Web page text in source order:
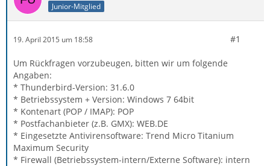
Junior-Mitglied
19. April 2015 um 18:58 #1
Um Rückfragen vorzubeugen, bitten wir um folgende
Angaben:
* Thunderbird-Version: 31.6.0
* Betriebssystem + Version: Windows 7 64bit
* Kontenart (POP / IMAP): POP
* Postfachanbieter (z.B. GMX): WEB.DE
* Eingesetzte Antivirensoftware: Trend Micro Titanium
Maximum Security
* Firewall (Betriebssystem-intern/Externe Software): intern